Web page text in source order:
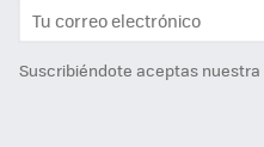
Suscribiéndote aceptas nuestra